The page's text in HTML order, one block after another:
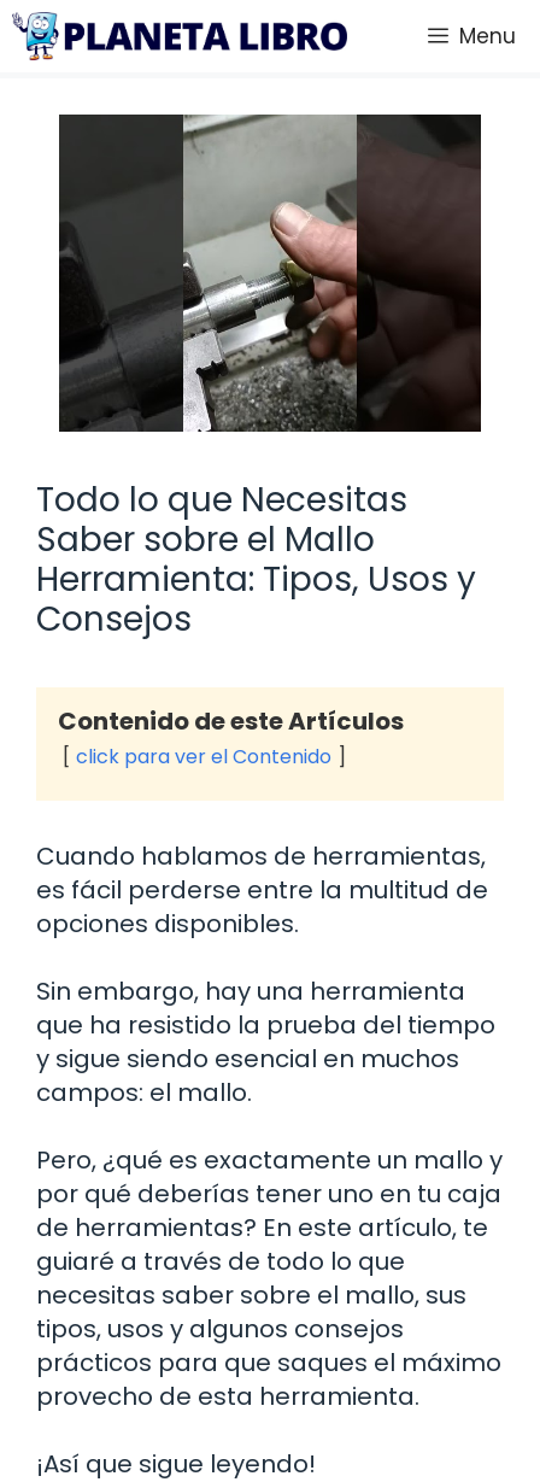
Saltar
Menu
Todo lo que Necesitas
Saber sobre el Mallo
Herramienta: Tipos, Usos y
Consejos
Contenido de este Artículos
click para ver el Contenido
Cuando hablamos de herramientas,
es fácil perderse entre la multitud de
opciones disponibles.
Sin embargo, hay una herramienta
que ha resistido la prueba del tiempo
y sigue siendo esencial en muchos
campos: el mallo.
Pero, ¿qué es exactamente un mallo y
por qué deberías tener uno en tu caja
de herramientas? En este artículo, te
guiaré a través de todo lo que
necesitas saber sobre el mallo, sus
tipos, usos y algunos consejos
prácticos para que saques el máximo
provecho de esta herramienta.
¡Así que sigue leyendo!